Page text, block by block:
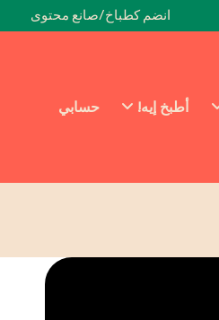
انضم كطباخ/صانع محتوى
أطبخ إيه! حسابي